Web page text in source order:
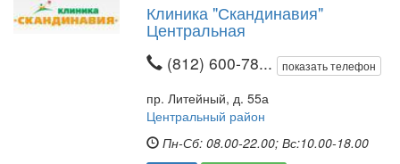
Клиника "Скандинавия"
Центральная
(812) 600-78... показать телефон
пр. Литейный, д. 55а
Центральный район
Пн-Сб: 08.00-22.00; Вс:10.00-18.00